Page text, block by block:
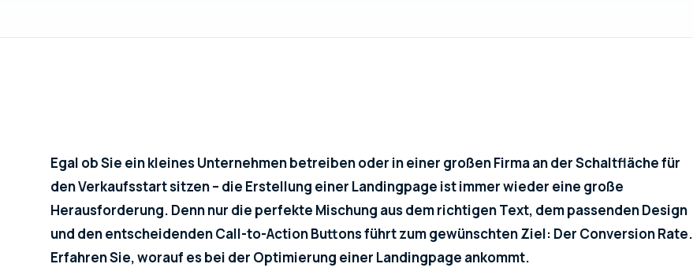
Egal ob Sie ein kleines Unternehmen betreiben oder in einer großen Firma an der Schaltfläche für
den Verkaufsstart sitzen – die Erstellung einer Landingpage ist immer wieder eine große
Herausforderung. Denn nur die perfekte Mischung aus dem richtigen Text, dem passenden Design
und den entscheidenden Call-to-Action Buttons führt zum gewünschten Ziel: Der Conversion Rate.
Erfahren Sie, worauf es bei der Optimierung einer Landingpage ankommt.